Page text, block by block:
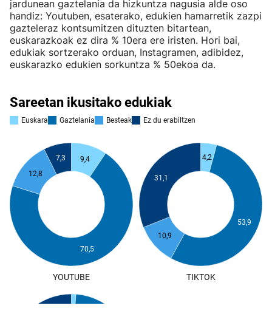
jardunean gaztelania da hizkuntza nagusia alde oso
handiz: Youtuben, esaterako, edukien hamarretik zazpi
gazteleraz kontsumitzen dituzten bitartean,
euskarazkoak ez dira % 10era ere iristen. Hori bai,
edukiak sortzerako orduan, Instagramen, adibidez,
euskarazko edukien sorkuntza % 50ekoa da.